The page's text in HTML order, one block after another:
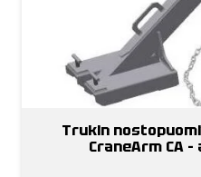
Trukin
CraneArm CA